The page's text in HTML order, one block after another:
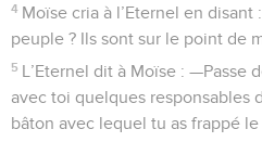
4 Moïse cria à l’Eternel en
peuple ? Ils sont sur le point de
5 L’Eternel dit à Moïse : —Passe
avec toi quelques responsables
bâton avec lequel tu as frappé le